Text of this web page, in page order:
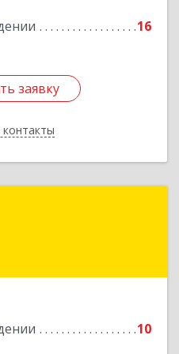
16
заявку
Подробнее
заявку
10
край, Горячий Ключ г,